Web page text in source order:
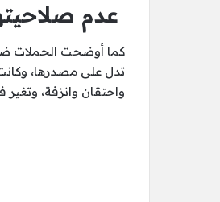
عدم
كما أوضحت الحملات
تدل على مصدرها،
واحتقان وانزفة، وتغير